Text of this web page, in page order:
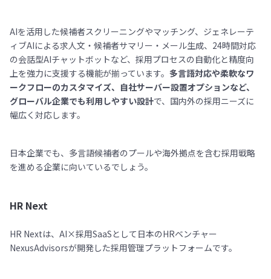
AIを活用した候補者スクリーニングやマッチング、ジェネレーテ
ィブAIによる求人文・候補者サマリー・メール生成、24時間対応
の会話型AIチャットボットなど、採用プロセスの自動化と精度向
上を強力に支援する機能が揃っています。 多言語対応や柔軟なワ
ークフローのカスタマイズ、自社サーバー設置オプションなど、
グローバル企業でも利用しやすい設計で、国内外の採用ニーズに
幅広く対応します。
日本企業でも、多言語候補者のプールや海外拠点を含む採用戦略
を進める企業に向いているでしょう。
HR Next
HR Nextは、AI×採用SaaSとして日本のHRベンチャー
NexusAdvisorsが開発した採用管理プラットフォームです。